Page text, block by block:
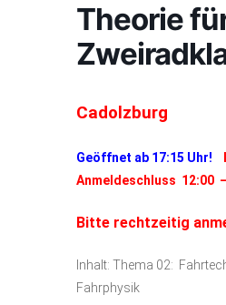
Theorie
Cadolzburg
Geöffnet ab 17:15 Uhr!
Anmeldeschluss 12:00
Bitte rechtzeitig
Inhalt: Thema 02:
Fahrphysik